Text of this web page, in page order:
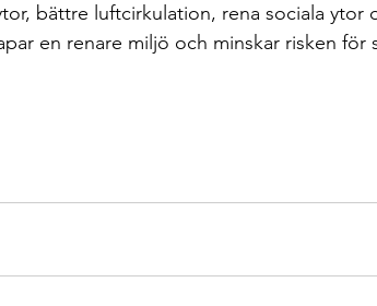
bättre luftcirkulation, rena sociala ytor
en renare miljö och minskar risken för